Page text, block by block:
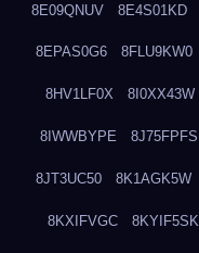
8E09QNUV 8E4S01KD
8EPAS0G6 8FLU9KW0
8HV1LF0X 8I0XX43W
8IWWBYPE 8J75FPFS
8JT3UC50 8K1AGK5W
8KXIFVGC 8KYIF5SK